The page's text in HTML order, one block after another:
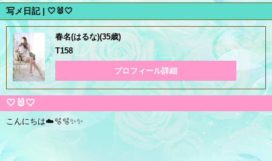
写メ日記 | 🤍🐰🤍
春名(はるな)(35歳)
T158
プロフィール詳細
🤍🐰🤍
こんにちは☁️🫧🫧✨✨